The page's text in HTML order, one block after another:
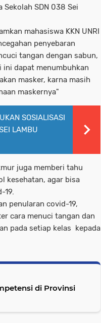
Sekolah SDN 038 Sei
mahasiswa KKN UNRI
penyebaran
tangan dengan sabun,
ini dapat menumbuhkan
masker, karna masih
maskernya"
SOSIALISASI
LAMBU
juga memberi tahu
kesehatan, agar bisa
19.
penularan covid-19,
cara menuci tangan dan
pada setiap kelas kepada
di Provinsi